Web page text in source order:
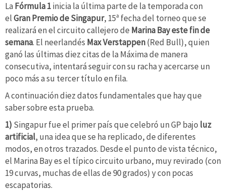
La Fórmula 1inicia la última parte de la temporada con
elGran Premio de Singapur, 15ª fecha del torneo que se
realizará en el circuito callejero de Marina Bay este fin de
semana. El neerlandés Max Verstappen(Red Bull), quien
ganó las últimas diez citas de la Máxima de manera
consecutiva, intentará seguir con su racha y acercarse un
poco más a su tercer título en fila.
A continuación diez datos fundamentales que hay que
saber sobre esta prueba.
1) Singapur fue el primer país que celebró un GP bajo luz
artificial, una idea que se ha replicado, de diferentes
modos, en otros trazados. Desde el punto de vista técnico,
el Marina Bay es el típico circuito urbano, muy revirado (con
19 curvas, muchas de ellas de 90 grados) y con pocas
escapatorias.